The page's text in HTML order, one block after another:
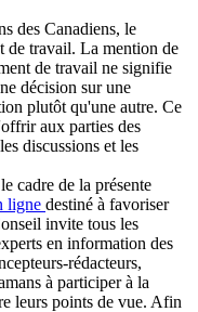
des Canadiens, le
de travail. La mention de
de travail ne signifie
décision sur une
plutôt qu'une autre. Ce
aux parties des
discussions et les
cadre de la présente
ligne destiné à favoriser
invite tous les
en information des
rédacteurs,
à participer à la
leurs points de vue. Afin